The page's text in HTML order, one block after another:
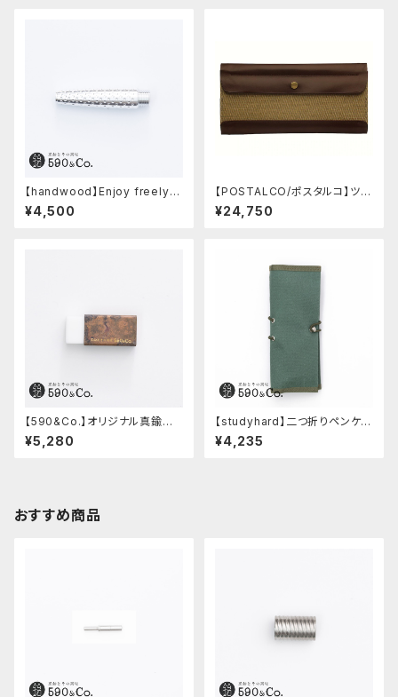
【handwood】Enjoy freely
前軸・ディンプル(ジュラルミン)
¥4,500
【POSTALCO/ポスタルコ】ツー
ルボックス (Olive Green)
¥24,750
【590&Co.】オリジナル真鍮消
しゴムカバー (糠焼き)
¥5,280
【studyhard】二つ折りペンケー
ス ミニマムコンパクトサイズ
(アクアブルー)
¥4,235
おすすめ商品